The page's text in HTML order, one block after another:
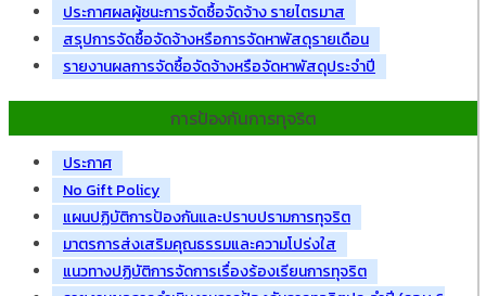
ประกาศผลผู้ชนะการจัดซื้อจัดจ้าง รายไตรมาส
สรุปการจัดซื้อจัดจ้างหรือการจัดหาพัสดุรายเดือน
รายงานผลการจัดซื้อจัดจ้างหรือจัดหาพัสดุประจำปี
การป้องกันการทุจริต
ประกาศ
No Gift Policy
แผนปฏิบัติการป้องกันและปราบปรามการทุจริต
มาตรการส่งเสริมคุณธรรมและความโปร่งใส
แนวทางปฏิบัติการจัดการเรื่องร้องเรียนการทุจริต